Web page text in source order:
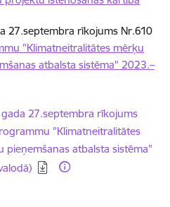
27.septembra rīkojums Nr.610
"Klimatneitralitātes mērķu
atbalsta sistēma" 2023.–
27.septembra rīkojums
"Klimatneitralitātes
pieņemšanas atbalsta sistēma"